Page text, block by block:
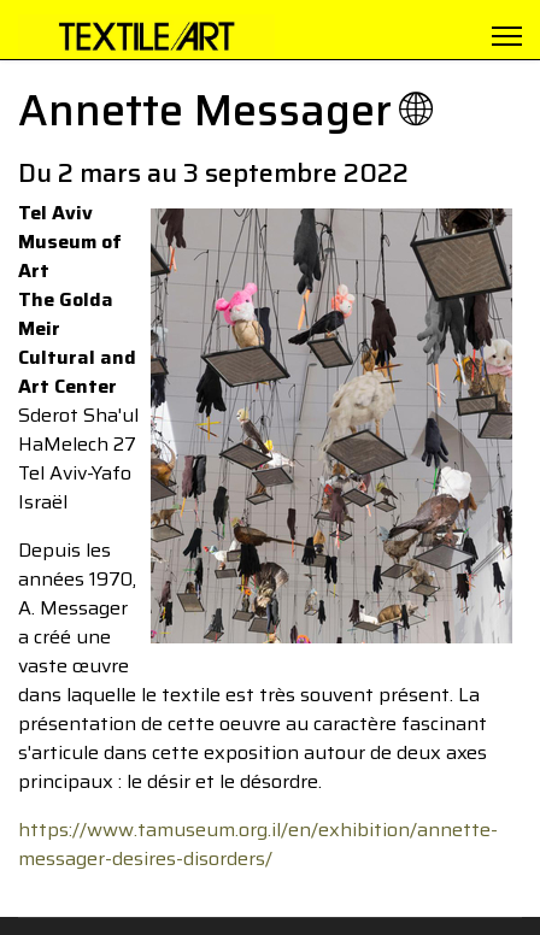
Annette Messager 🌐
Du 2 mars au 3 septembre 2022
Tel Aviv
Museum of
Art
The Golda
Meir
Cultural and
Art Center
Sderot Sha'ul
HaMelech 27
Tel Aviv-Yafo
Israël
Depuis les
années 1970,
A. Messager
a créé une
vaste œuvre
dans laquelle le textile est très souvent présent. La
présentation de cette oeuvre au caractère fascinant
s'articule dans cette exposition autour de deux axes
principaux : le désir et le désordre.
https://www.tamuseum.org.il/en/exhibition/annette-
messager-desires-disorders/